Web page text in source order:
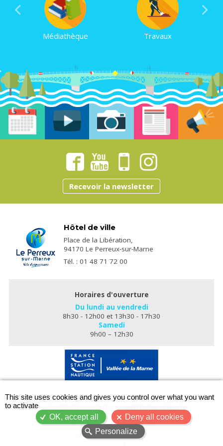
Médiathèque Travaux
Piscine
Menus de cantine et
Recevoir la newsletter
Hôtel de ville
Place de la Libération,
94170 Le Perreux-sur-Marne
Tél. : 01 48 71 72 00
Horaires d'ouverture
Du lundi au vendredi
8h30 - 12h00 et 13h30 - 17h30
Samedi
9h00 – 12h30
ACCESSIBILITÉ
PLAN DU SITE
This site uses cookies and gives you control over what you want
to activate
OK, accept all
Deny all cookies
Personalize